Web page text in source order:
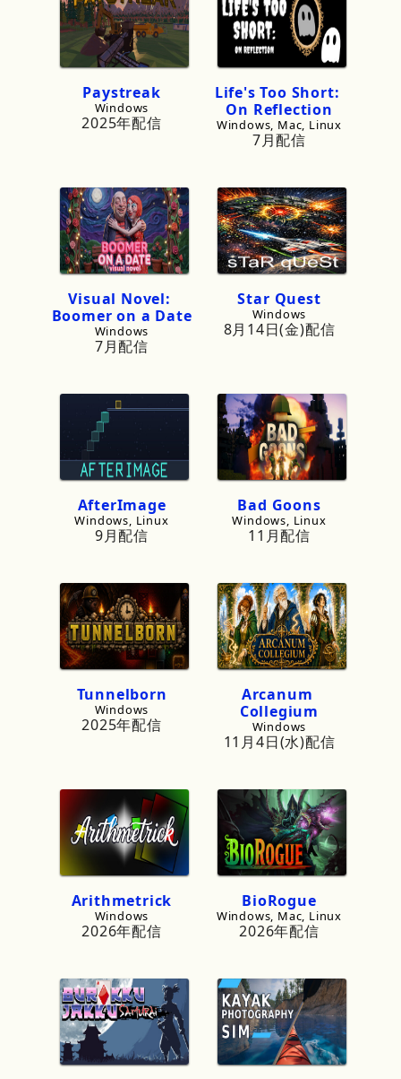
Paystreak
Windows
2025年配信
Life's Too Short:
On Reflection
Windows, Mac, Linux
7月配信
Visual Novel:
Boomer on a Date
Windows
7月配信
Star Quest
Windows
8月14日(金)配信
AfterImage
Windows, Linux
9月配信
Bad Goons
Windows, Linux
11月配信
Tunnelborn
Windows
2025年配信
Arcanum
Collegium
Windows
11月4日(水)配信
Arithmetrick
Windows
2026年配信
BioRogue
Windows, Mac, Linux
2026年配信